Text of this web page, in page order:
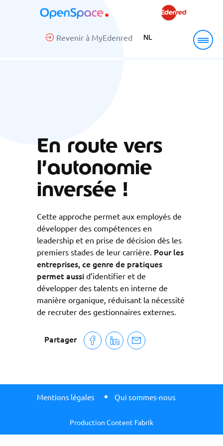
Revenir à MyEdenred NL
En route vers
l’autonomie
inversée !
Cette approche permet aux employés de
développer des compétences en
leadership et en prise de décision dès les
premiers stades de leur carrière. Pour les
entreprises, ce genre de pratiques
permet aussi d’identifier et de
développer des talents en interne de
manière organique, réduisant la nécessité
de recruter des gestionnaires externes.
Partager
Mentions légales Qui sommes-nous
Production Content Fabrik